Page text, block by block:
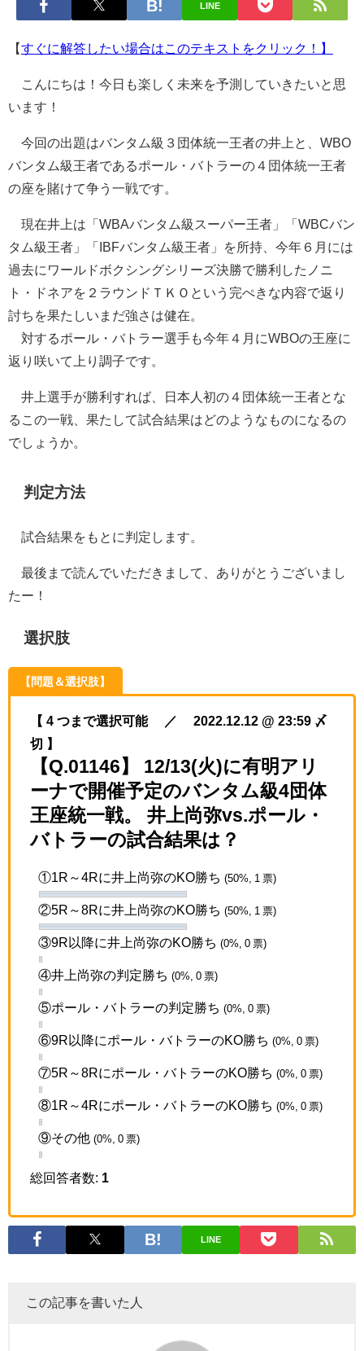
LINE
【すぐに解答したい場合はこのテキストをクリック！】
こんにちは！今日も楽しく未来を予測していきたいと思
います！
今回の出題はバンタム級３団体統一王者の井上と、WBO
バンタム級王者であるポール・バトラーの４団体統一王者
の座を賭けて争う一戦です。
現在井上は「WBAバンタム級スーパー王者」「WBCバン
タム級王者」「IBFバンタム級王者」を所持、今年６月には
過去にワールドボクシングシリーズ決勝で勝利したノニ
ト・ドネアを２ラウンドＴＫＯという完ぺきな内容で返り
討ちを果たしいまだ強さは健在。
対するポール・バトラー選手も今年４月にWBOの王座に
返り咲いて上り調子です。
井上選手が勝利すれば、日本人初の４団体統一王者とな
るこの一戦、果たして試合結果はどのようなものになるの
でしょうか。
判定方法
試合結果をもとに判定します。
最後まで読んでいただきまして、ありがとうございまし
たー！
選択肢
【問題＆選択肢】
【 4 つまで選択可能 ／ 2022.12.12 @ 23:59 〆
切 】
【Q.01146】 12/13(火)に有明アリ
ーナで開催予定のバンタム級4団体
王座統一戦。 井上尚弥vs.ポール・
バトラーの試合結果は？
①1R～4Rに井上尚弥のKO勝ち (50%, 1 票)
②5R～8Rに井上尚弥のKO勝ち (50%, 1 票)
③9R以降に井上尚弥のKO勝ち (0%, 0 票)
④井上尚弥の判定勝ち (0%, 0 票)
⑤ポール・バトラーの判定勝ち (0%, 0 票)
⑥9R以降にポール・バトラーのKO勝ち (0%, 0 票)
⑦5R～8Rにポール・バトラーのKO勝ち (0%, 0 票)
⑧1R～4Rにポール・バトラーのKO勝ち (0%, 0 票)
⑨その他 (0%, 0 票)
総回答者数: 1
LINE
この記事を書いた人